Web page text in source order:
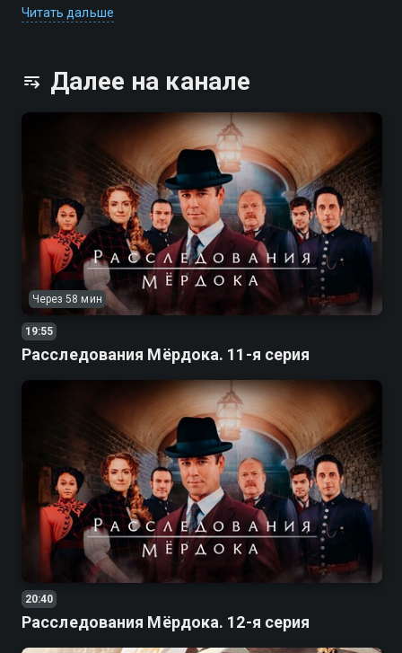
привычек и стать лидером нации.
Читать дальше
Далее на канале
Через 58 мин
19:55
Расследования Мёрдока. 11-я серия
20:40
Расследования Мёрдока. 12-я серия